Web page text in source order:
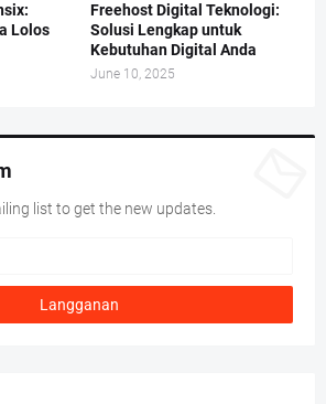
Lolos
Freehost Digital Teknologi:
Solusi Lengkap untuk
Kebutuhan Digital Anda
June 10, 2025
list to get the new updates.